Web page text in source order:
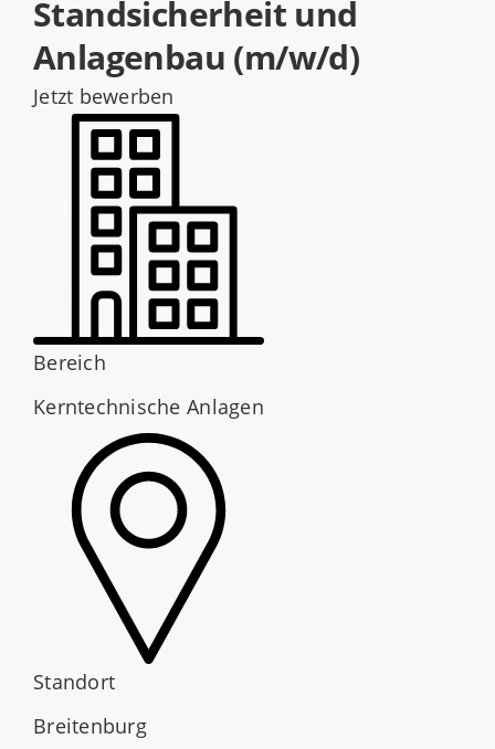
Jobs
Standsicherheit und
Anlagenbau (m/w/d)
Jetzt bewerben
Bereich
Kerntechnische Anlagen
Standort
Breitenburg